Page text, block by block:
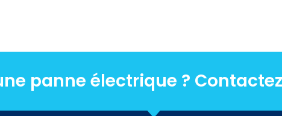
panne électrique ?